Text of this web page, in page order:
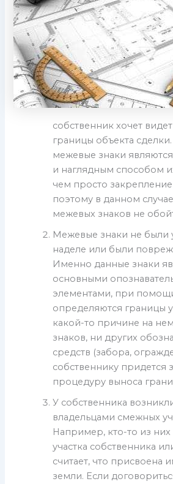
собственник хочет
границы объекта
межевые знаки
и наглядным способом
чем просто
поэтому в данном
межевых знаков не
Межевые знаки не были
наделе или были
Именно данные знаки
основными
элементами, при
определяются границы
какой-то причине на
знаков, ни других
средств (забора,
собственнику придется
процедуру выноса
У собственника
владельцами смежных
Например, кто-то из них
участка собственника
считает, что присвоена
земли. Если